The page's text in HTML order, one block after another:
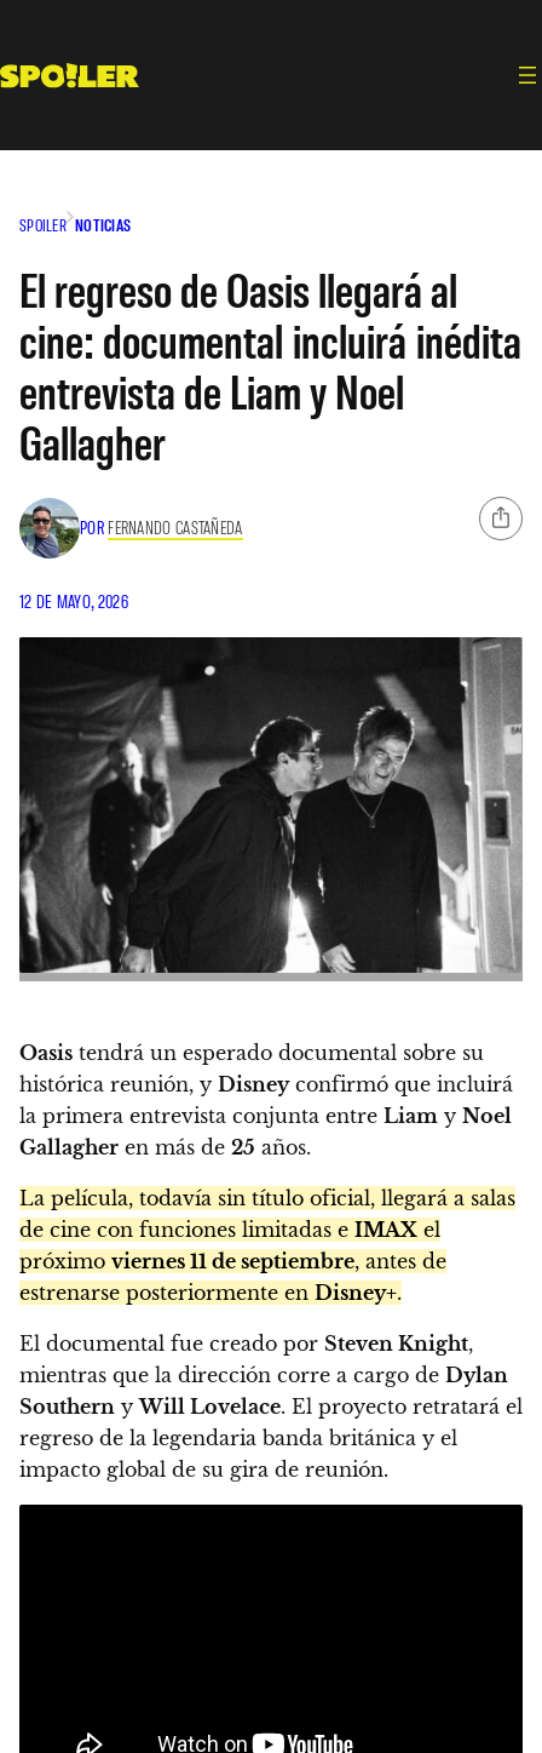
contenido
SPOILER NOTICIAS
El regreso de Oasis llegará al
cine: documental incluirá inédita
entrevista de Liam y Noel
Gallagher
POR FERNANDO CASTAÑEDA
12 DE MAYO, 2026
Oasis tendrá un esperado documental sobre su
histórica reunión, y Disneyconfirmó que incluirá
la primera entrevista conjunta entre Liam y Noel
Gallagher en más de 25 años.
La película, todavía sin título oficial, llegará a salas
de cine con funciones limitadas e IMAX el
próximo viernes 11 de septiembre, antes de
estrenarse posteriormente en Disney+.
El documental fue creado por Steven Knight,
mientras que la dirección corre a cargo de Dylan
Southern yWill Lovelace. El proyecto retratará el
regreso de la legendaria banda británica y el
impacto global de su gira de reunión.